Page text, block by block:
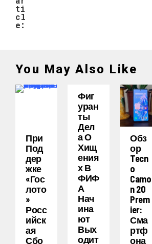
ti
cl
e:
You May Also Like
При
Под
Дер
Жке
«Гос
Лото
»
Росс
Ийск
Ая
Сбо
Фиг
Уран
Ты
Дел
А О
Хищ
Ения
Х В
ФИФ
А
Нач
Ина
Ют
Вых
Одит
Обз
Ор
Tecn
O
Camo
N 20
Prem
Ier:
Сма
Ртф
Она